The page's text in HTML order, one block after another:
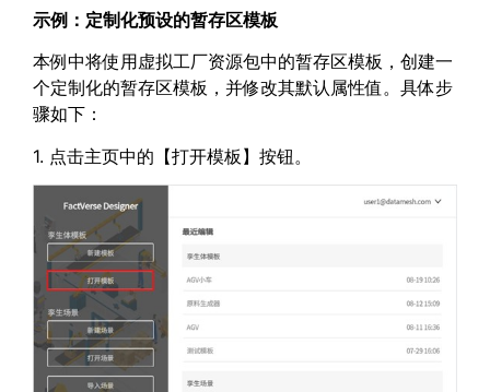
示例：定制化预设的暂存区模板
本例中将使用虚拟工厂资源包中的暂存区模板，创建一
个定制化的暂存区模板，并修改其默认属性值。具体步
骤如下：
1. 点击主页中的【打开模板】按钮。